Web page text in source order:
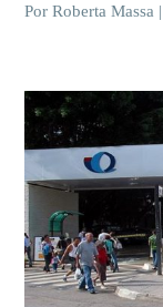
Por Roberta Massa